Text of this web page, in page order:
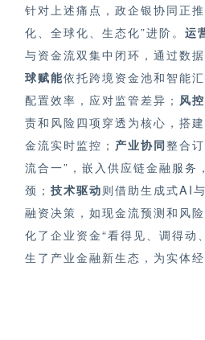
针对上述痛点，政企银协同正
化、全球化、生态化”进阶。 运
与资金流双集中闭环，通过数
球赋能依托跨境资金池和智能
配置效率，应对监管差异； 风
责和风险四项穿透为核心，搭
金流实时监控； 产业协同整合
流合一”，嵌入供应链金融服务
颈； 技术驱动则借助生成式AI
融资决策，如现金流预测和风
化了企业资金“看得见、调得动
生了产业金融新生态，为实体经